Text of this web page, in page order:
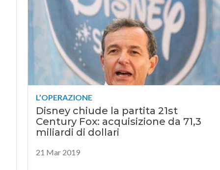
L’OPERAZIONE
Disney chiude la partita 21st
Century Fox: acquisizione da 71,3
miliardi di dollari
21 Mar 2019